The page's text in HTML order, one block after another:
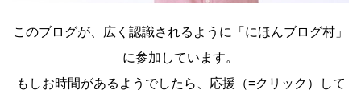
このブログが、広く認識されるように「にほんブログ村」
に参加しています。
もしお時間があるようでしたら、応援（=クリック）して